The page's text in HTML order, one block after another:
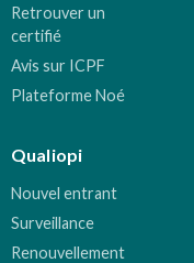
Retrouver un
certifié
Avis sur ICPF
Plateforme Noé
Qualiopi
Nouvel entrant
Surveillance
Renouvellement